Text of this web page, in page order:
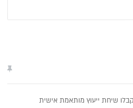
שיחת ייעוץ מותאמת אישית